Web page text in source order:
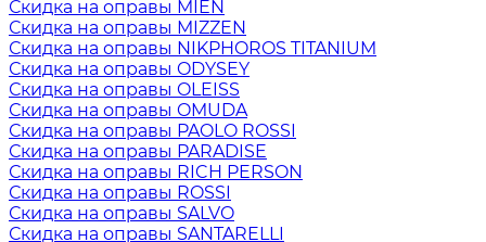
Скидка на оправы MIEN
Скидка на оправы MIZZEN
Скидка на оправы NIKPHOROS TITANIUM
Скидка на оправы ODYSEY
Скидка на оправы OLEISS
Скидка на оправы OMUDA
Скидка на оправы PAOLO ROSSI
Скидка на оправы PARADISE
Скидка на оправы RICH PERSON
Скидка на оправы ROSSI
Скидка на оправы SALVO
Скидка на оправы SANTARELLI